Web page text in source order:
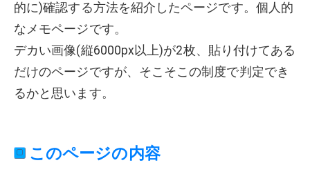
的に)確認する方法を紹介したページです。個人的
なメモページです。
デカい画像(縦6000px以上)が2枚、貼り付けてある
だけのページですが、そこそこの制度で判定でき
るかと思います。
このページの内容